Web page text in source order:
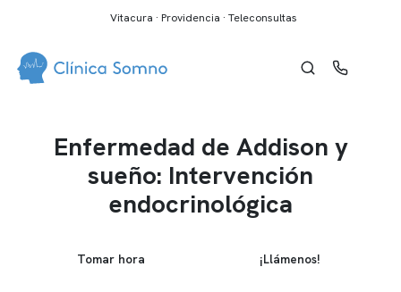
Vitacura · Providencia · Teleconsultas
Enfermedad de Addison y
sueño: Intervención
endocrinológica
Tomar hora ¡Llámenos!